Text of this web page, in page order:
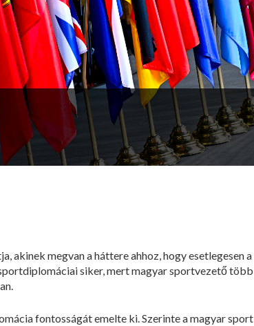
akinek megvan a háttere ahhoz, hogy esetlegesen a
siker, mert magyar sportvezető több
fontosságát emelte ki. Szerinte a magyar sport